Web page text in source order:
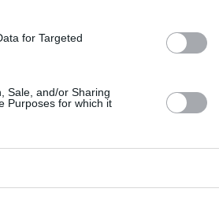
for Targeted
Sale, and/or Sharing
Purposes for which it
– spunea
, după cum
. Urcă,
dai prea mult